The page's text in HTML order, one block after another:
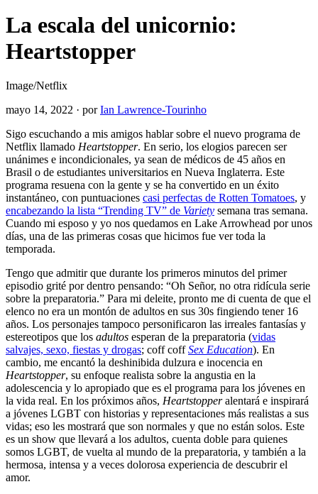
La escala del unicornio:
Heartstopper
Image/Netflix
mayo 14, 2022 · porIan Lawrence-Tourinho
Sigo escuchando a mis amigos hablar sobre el nuevo programa de
Netflix llamado Heartstopper. En serio, los elogios parecen ser
unánimes e incondicionales, ya sean de médicos de 45 años en
Brasil o de estudiantes universitarios en Nueva Inglaterra. Este
programa resuena con la gente y se ha convertido en un éxito
instantáneo, con puntuaciones casi perfectas de Rotten Tomatoes, y
encabezando la lista “Trending TV” de Variety semana tras semana.
Cuando mi esposo y yo nos quedamos en Lake Arrowhead por unos
días, una de las primeras cosas que hicimos fue ver toda la
temporada.
Tengo que admitir que durante los primeros minutos del primer
episodio grité por dentro pensando: “Oh Señor, no otra ridícula serie
sobre la preparatoria.” Para mi deleite, pronto me di cuenta de que el
elenco no era un montón de adultos en sus 30s fingiendo tener 16
años. Los personajes tampoco personificaron las irreales fantasías y
estereotipos que los adultos esperan de la preparatoria (vidas
salvajes, sexo, fiestas y drogas; coff coffSex Education). En
cambio, me encantó la deshinibida dulzura e inocencia en
Heartstopper, su enfoque realista sobre la angustia en la
adolescencia y lo apropiado que es el programa para los jóvenes en
la vida real. En los próximos años, Heartstopperalentará e inspirará
a jóvenes LGBT con historias y representaciones más realistas a sus
vidas; eso les mostrará que son normales y que no están solos. Este
es un show que llevará a los adultos, cuenta doble para quienes
somos LGBT, de vuelta al mundo de la preparatoria, y también a la
hermosa, intensa y a veces dolorosa experiencia de descubrir el
amor.